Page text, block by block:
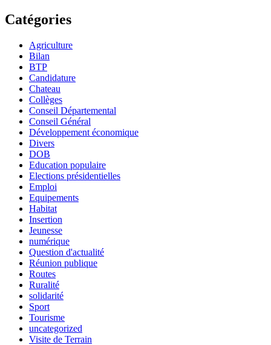
Catégories
Agriculture
Bilan
BTP
Candidature
Chateau
Collèges
Conseil Départemental
Conseil Général
Développement économique
Divers
DOB
Education populaire
Elections présidentielles
Emploi
Equipements
Habitat
Insertion
Jeunesse
numérique
Question d'actualité
Réunion publique
Routes
Ruralité
solidarité
Sport
Tourisme
uncategorized
Visite de Terrain